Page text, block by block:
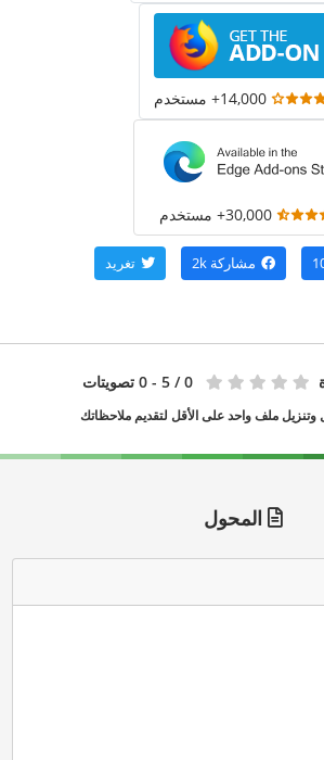
14,000+ مستخدم
30,000+ مستخدم
مشاركة 2k تغريد
0 / 5 - 0 تصويتات
وتنزيل ملف واحد على الأقل لتقديم ملاحظاتك
المحول